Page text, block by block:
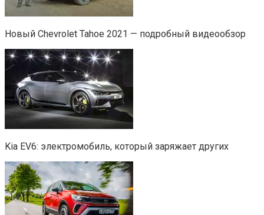
Новый Chevrolet Tahoe 2021 — подробный видеообзор
Kia EV6: электромобиль, который заряжает других